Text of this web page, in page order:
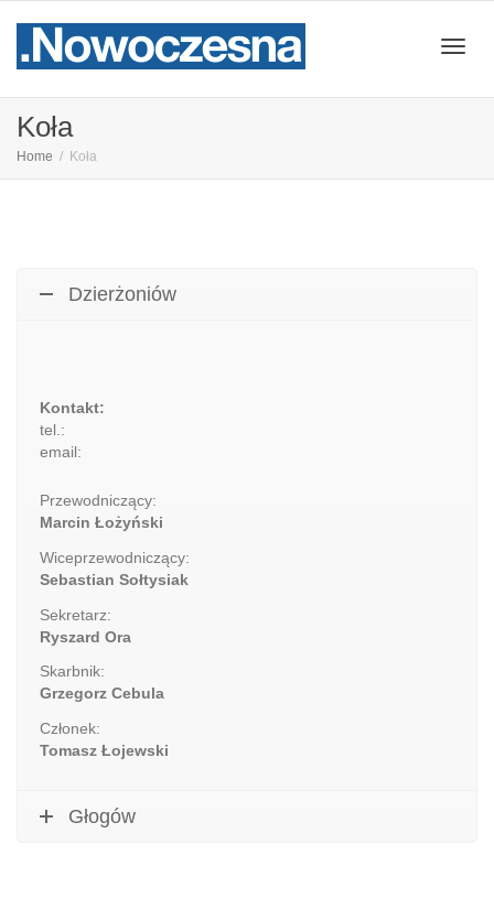
Koła
Home Koła
Dzierżoniów
Kontakt:
tel.:
email:
Przewodniczący:
Marcin Łożyński
Wiceprzewodniczący:
Sebastian Sołtysiak
Sekretarz:
Ryszard Ora
Skarbnik:
Grzegorz Cebula
Członek:
Tomasz Łojewski
Głogów